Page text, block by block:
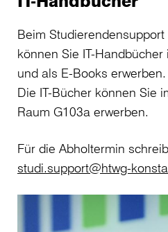
Beim
können Sie IT-
und als E-Books erwerben.
Die IT-Bücher können Sie
Raum G103a erwerben.
Für die Abholtermin
studi.support@htwg-